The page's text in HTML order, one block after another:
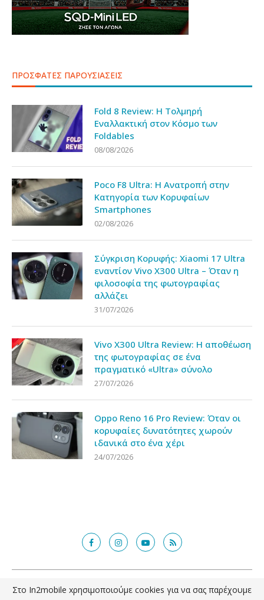
ΠΡΟΣΦΑΤΕΣ ΠΑΡΟΥΣΙΑΣΕΙΣ
Fold 8 Review: Η Τολμηρή
Εναλλακτική στον Κόσμο των
Foldables
08/08/2026
Poco F8 Ultra: Η Ανατροπή στην
Κατηγορία των Κορυφαίων
Smartphones
02/08/2026
Σύγκριση Κορυφής: Xiaomi 17 Ultra
εναντίον Vivo X300 Ultra – Όταν η
φιλοσοφία της φωτογραφίας
αλλάζει
31/07/2026
Vivo X300 Ultra Review: Η αποθέωση
της φωτογραφίας σε ένα
πραγματικό «Ultra» σύνολο
27/07/2026
Oppo Reno 16 Pro Review: Όταν οι
κορυφαίες δυνατότητες χωρούν
ιδανικά στο ένα χέρι
24/07/2026
@2018 - in2mobile.gr. All Right Reserved. Designed and developed by
mcde.gr
Στο In2mobile xρησιμοποιούμε cookies για να σας παρέχουμε